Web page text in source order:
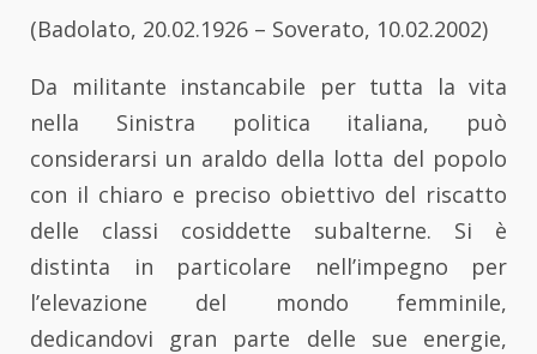
(Badolato, 20.02.1926 – Soverato, 10.02.2002)
Da militante instancabile per tutta la vita
nella Sinistra politica italiana, può
considerarsi un araldo della lotta del popolo
con il chiaro e preciso obiettivo del riscatto
delle classi cosiddette subalterne. Si è
distinta in particolare nell’impegno per
l’elevazione del mondo femminile,
dedicandovi gran parte delle sue energie,